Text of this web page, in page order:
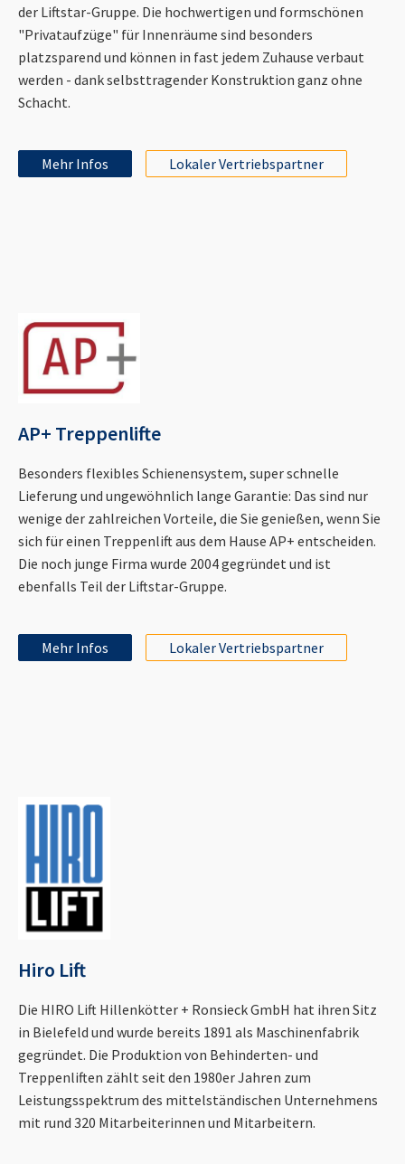
der Liftstar-Gruppe. Die hochwertigen und formschönen
"Privataufzüge" für Innenräume sind besonders
platzsparend und können in fast jedem Zuhause verbaut
werden - dank selbsttragender Konstruktion ganz ohne
Schacht.
Mehr Infos Lokaler Vertriebspartner
AP+ Treppenlifte
Besonders flexibles Schienensystem, super schnelle
Lieferung und ungewöhnlich lange Garantie: Das sind nur
wenige der zahlreichen Vorteile, die Sie genießen, wenn Sie
sich für einen Treppenlift aus dem Hause AP+ entscheiden.
Die noch junge Firma wurde 2004 gegründet und ist
ebenfalls Teil der Liftstar-Gruppe.
Mehr Infos Lokaler Vertriebspartner
Hiro Lift
Die HIRO Lift Hillenkötter + Ronsieck GmbH hat ihren Sitz
in Bielefeld und wurde bereits 1891 als Maschinenfabrik
gegründet. Die Produktion von Behinderten- und
Treppenliften zählt seit den 1980er Jahren zum
Leistungsspektrum des mittelständischen Unternehmens
mit rund 320 Mitarbeiterinnen und Mitarbeitern.